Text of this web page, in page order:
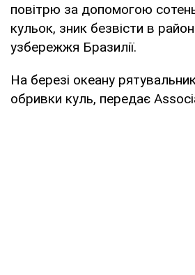
повітрю за допомогою
кульок, зник безвісти в
узбережжя Бразилії.
На березі океану
обривки куль, передає